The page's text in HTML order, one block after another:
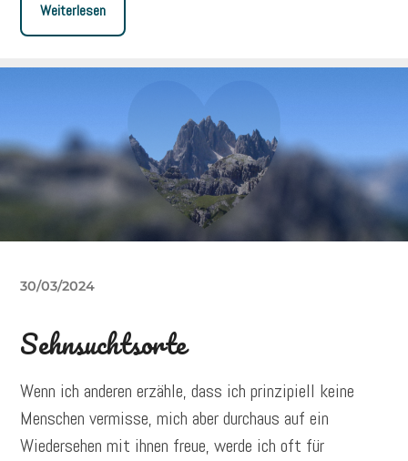
Weiterlesen
30/03/2024
Sehnsuchtsorte
Wenn ich anderen erzähle, dass ich prinzipiell keine
Menschen vermisse, mich aber durchaus auf ein
Wiedersehen mit ihnen freue, werde ich oft für